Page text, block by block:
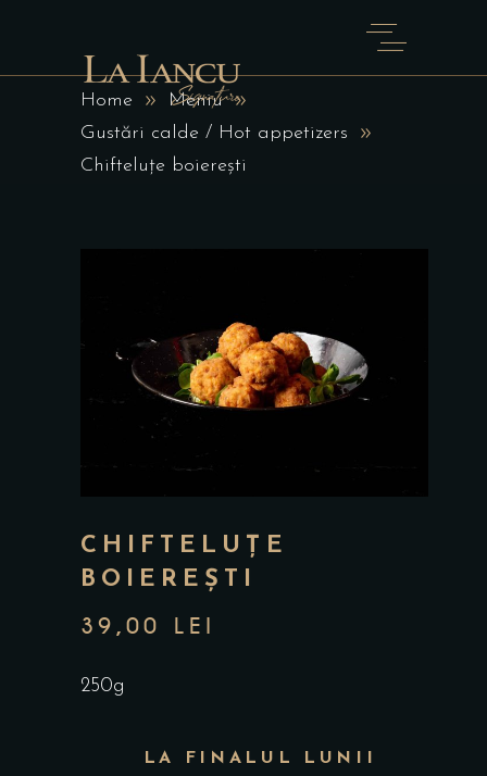
Home
Meniu
Gustări calde / Hot appetizers
Chifteluțe boierești
CHIFTELUȚE
BOIEREȘTI
39,00 LEI
250g
LA FINALUL LUNII